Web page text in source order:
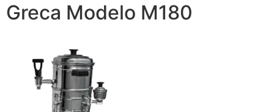
Greca Modelo M180